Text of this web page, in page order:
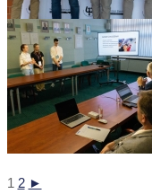
1 2 ►